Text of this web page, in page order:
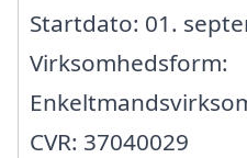
Startdato: 01.
Virksomhedsform:
CVR: 37040029